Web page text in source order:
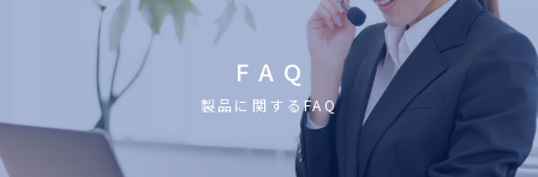
F A Q
製品に関するFAQ